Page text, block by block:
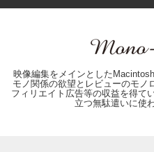
映像編集をメインとした
モノ関係の欲望とレビューのモ
フィリエイト広告等の収益を得て
立つ無駄遣いに使